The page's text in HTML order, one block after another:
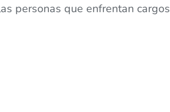
personas que enfrentan